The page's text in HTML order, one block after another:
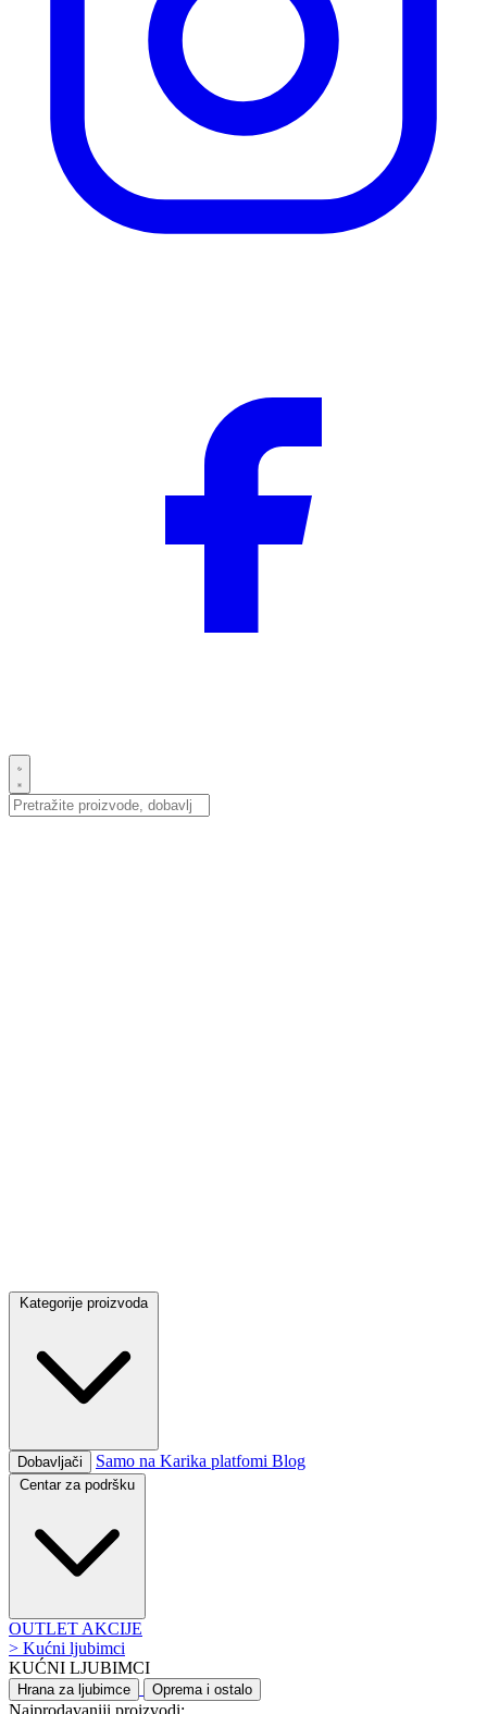
Kategorije proizvoda
Dobavljači Samo na Karika platfomi Blog
Centar za podršku
OUTLET AKCIJE
> Kućni ljubimci
KUĆNI LJUBIMCI
Hrana za ljubimce Oprema i ostalo
Najprodavaniji proizvodi: